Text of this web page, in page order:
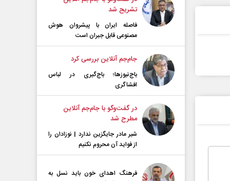
تشریح شد
فاصله ایران با پیشرو‌ان هوش
مصنوعی قابل جبران است
جام‌جم آنلاین بررسی کرد
باج‌نیوزها؛ باج‌گیری در لباس
افشاگری
در گفت‌و‌گو با جام‌جم آنلاین
مطرح شد
شیر مادر جایگزین ندارد | نوزادان را
از فواید آن محروم نکنیم
فرهنگ اهدای خون باید نسل به